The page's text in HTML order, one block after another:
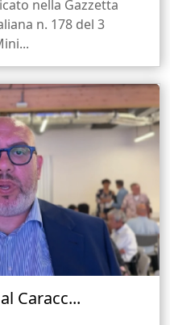
nella Gazzetta
n. 178 del 3
Caracc...